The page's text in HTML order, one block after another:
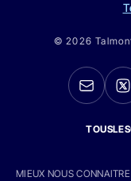
© 2026
MIEUX NOUS CONNAITRE